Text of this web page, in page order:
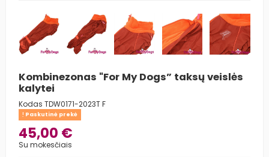
Kombinezonas "For My Dogs” taksų veislės
kalytei
Kodas TDW0171-2023T F
Paskutinė prekė
45,00 €
Su mokesčiais